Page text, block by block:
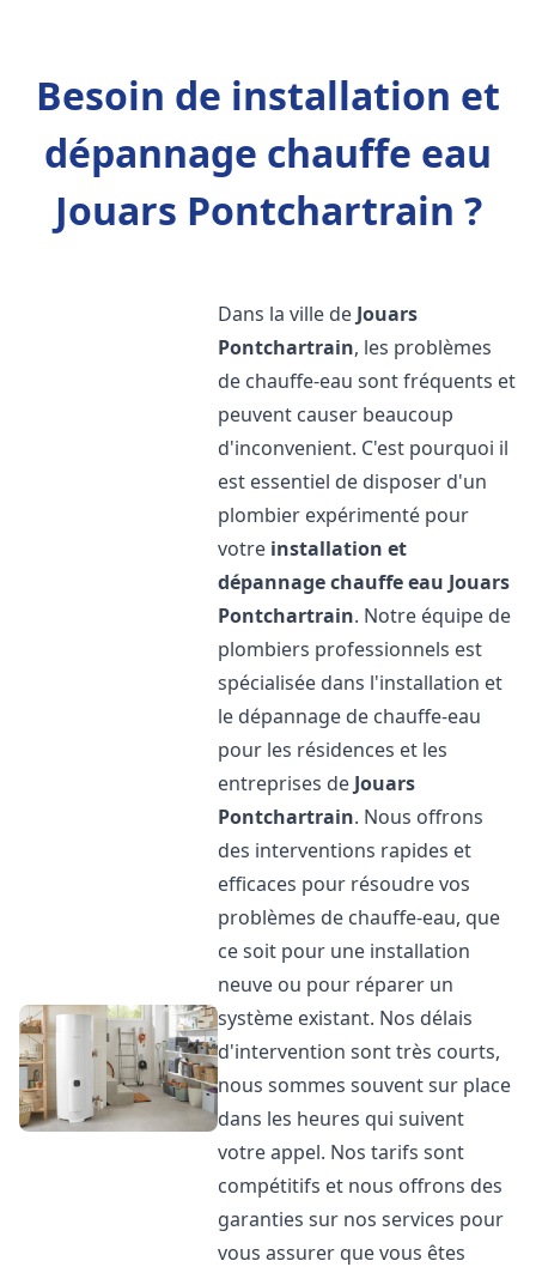
Besoin de installation et
dépannage chauffe eau
Jouars Pontchartrain ?
Dans la ville de Jouars
Pontchartrain, les problèmes
de chauffe-eau sont fréquents et
peuvent causer beaucoup
d'inconvenient. C'est pourquoi il
est essentiel de disposer d'un
plombier expérimenté pour
votre installation et
dépannage chauffe eau Jouars
Pontchartrain. Notre équipe de
plombiers professionnels est
spécialisée dans l'installation et
le dépannage de chauffe-eau
pour les résidences et les
entreprises de Jouars
Pontchartrain. Nous offrons
des interventions rapides et
efficaces pour résoudre vos
problèmes de chauffe-eau, que
ce soit pour une installation
neuve ou pour réparer un
système existant. Nos délais
d'intervention sont très courts,
nous sommes souvent sur place
dans les heures qui suivent
votre appel. Nos tarifs sont
compétitifs et nous offrons des
garanties sur nos services pour
vous assurer que vous êtes